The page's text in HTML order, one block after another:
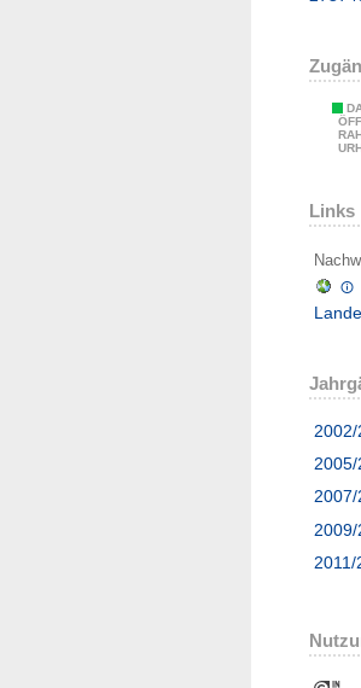
Links
2005/
2007/
2011/